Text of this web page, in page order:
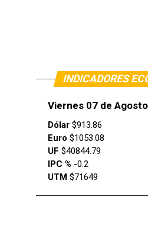
INDICADORES
Viernes 07 de
Dólar $913.86
Euro $1053.08
UF $40844.79
IPC % -0.2
UTM $71649